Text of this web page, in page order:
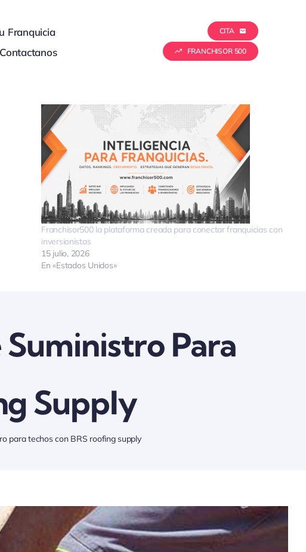
Franquicia
Contactanos
CITA
FRANCHISOR 500
Franchisor500 la plataforma creada para conectar franquicias con
inversionistas
15 julio, 2026
En «Estados Unidos»
Para
Supply
para techos con BRS roofing supply